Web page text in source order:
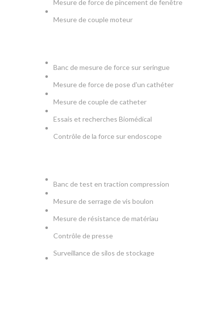
Mesure de force de pincement de fenêtre
Mesure de couple moteur
Banc de mesure de force sur seringue
Mesure de force de pose d'un cathéter
Mesure de couple de catheter
Essais et recherches Biomédical
Contrôle de la force sur endoscope
Banc de test en traction compression
Mesure de serrage de vis boulon
Mesure de résistance de matériau
Contrôle de presse
Surveillance de silos de stockage